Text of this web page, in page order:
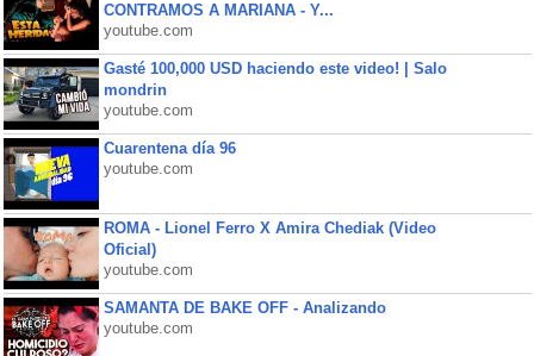
CONTRAMOS A MARIANA - Y...
youtube.com
Gasté 100,000 USD haciendo este video! | Salo
mondrin
youtube.com
Cuarentena día 96
youtube.com
ROMA - Lionel Ferro X Amira Chediak (Video
Oficial)
youtube.com
SAMANTA DE BAKE OFF - Analizando
youtube.com